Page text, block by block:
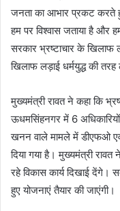
जनता का आभार प्रकट करते
हम पर विश्वास जताया है और
सरकार भ्रष्टाचार के खिलाफ
खिलाफ लड़ाई धर्मयुद्ध की तरह
मुख्यमंत्री रावत ने कहा कि
ऊधमसिंहनगर में 6
खनन वाले मामले में डीएफओ
दिया गया है। मुख्यमंत्री
रहे विकास कार्य दिखाई देंगे।
हुए योजनाएं तैयार की जाएंगी।